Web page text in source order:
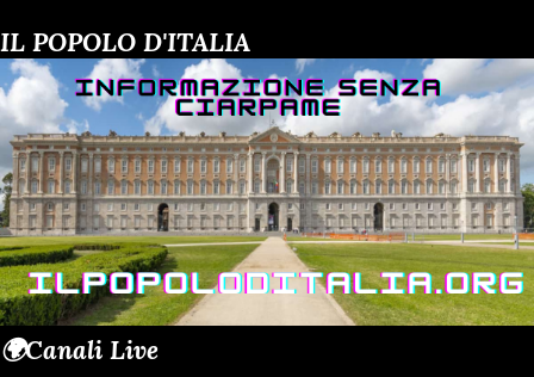
IL POPOLO D'ITALIA
🌍Canali Live